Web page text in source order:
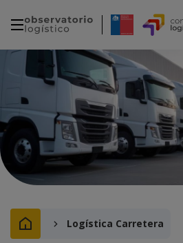
Logística Carretera